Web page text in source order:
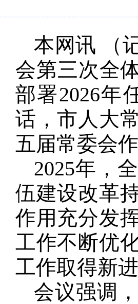
本网讯 （
会第三次全
部署2026年
话，市人大
五届常委会
2025年，
伍建设改革
作用充分发
工作不断优
工作取得新
会议强调